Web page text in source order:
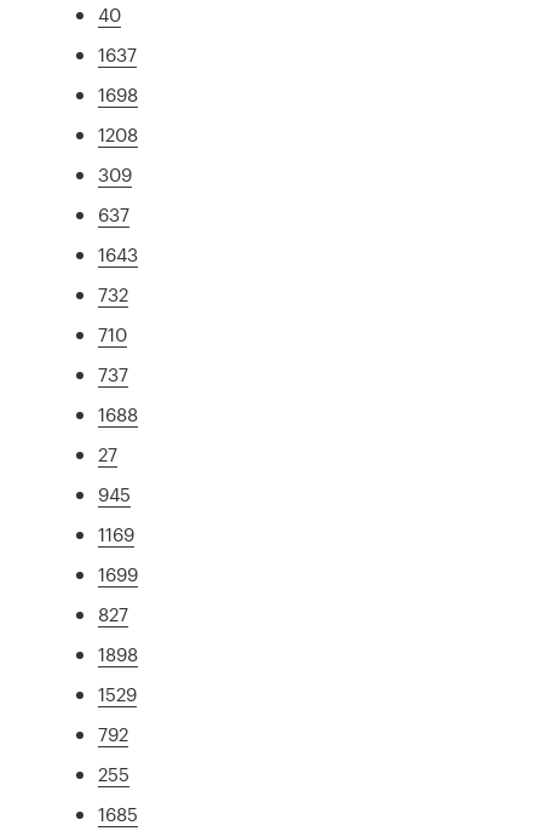
40
1637
1698
1208
309
637
1643
732
710
737
1688
27
945
1169
1699
827
1898
1529
792
255
1685